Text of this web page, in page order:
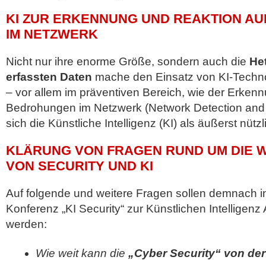
KI ZUR ERKENNUNG UND REAKTION
IM NETZWERK
Nicht nur ihre enorme Größe, sondern auch die
erfassten Daten mache den Einsatz von KI-
– vor allem im präventiven Bereich, wie der
Bedrohungen im Netzwerk (Network Detection
sich die Künstliche Intelligenz (KI) als äußerst
KLÄRUNG VON FRAGEN RUND UM DIE
VON SECURITY UND KI
Auf folgende und weitere Fragen sollen demnach
Konferenz „KI Security“ zur Künstlichen
werden:
Wie weit kann die „Cyber Security“ von